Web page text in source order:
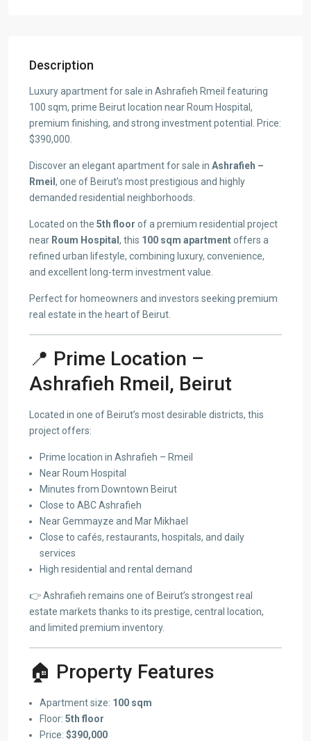
Description
Luxury apartment for sale in Ashrafieh Rmeil featuring
100 sqm, prime Beirut location near Roum Hospital,
premium finishing, and strong investment potential. Price:
$390,000.
Discover an elegant apartment for sale in Ashrafieh –
Rmeil , one of Beirut’s most prestigious and highly
demanded residential neighborhoods.
Located on the 5th floor of a premium residential project
near Roum Hospital , this 100 sqm apartmentoffers a
refined urban lifestyle, combining luxury, convenience,
and excellent long-term investment value.
Perfect for homeowners and investors seeking premium
real estate in the heart of Beirut.
📍 Prime Location –
Ashrafieh Rmeil, Beirut
Located in one of Beirut’s most desirable districts, this
project offers:
Prime location in Ashrafieh – Rmeil
Near Roum Hospital
Minutes from Downtown Beirut
Close to ABC Ashrafieh
Near Gemmayze and Mar Mikhael
Close to cafés, restaurants, hospitals, and daily
services
High residential and rental demand
👉 Ashrafieh remains one of Beirut’s strongest real
estate markets thanks to its prestige, central location,
and limited premium inventory.
🏠 Property Features
Apartment size: 100 sqm
Floor: 5th floor
Price: $390,000